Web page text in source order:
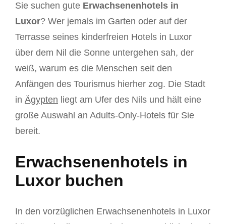
Sie suchen gute Erwachsenenhotels in
Luxor? Wer jemals im Garten oder auf der
Terrasse seines kinderfreien Hotels in Luxor
über dem Nil die Sonne untergehen sah, der
weiß, warum es die Menschen seit den
Anfängen des Tourismus hierher zog. Die Stadt
in Ägypten liegt am Ufer des Nils und hält eine
große Auswahl an Adults-Only-Hotels für Sie
bereit.
Erwachsenenhotels in
Luxor buchen
In den vorzüglichen Erwachsenenhotels in Luxor